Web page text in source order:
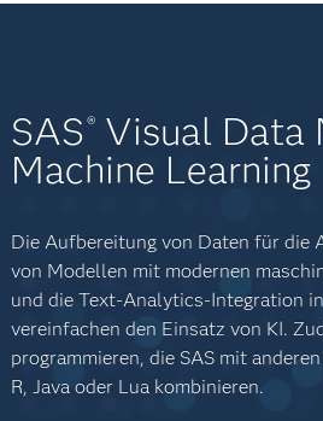
SAS ® Visual Data
Machine Learning
Die Aufbereitung von Daten für die
von Modellen mit modernen
und die Text-Analytics-Integration
vereinfachen den Einsatz von KI.
programmieren, die SAS mit
R, Java oder Lua kombinieren.